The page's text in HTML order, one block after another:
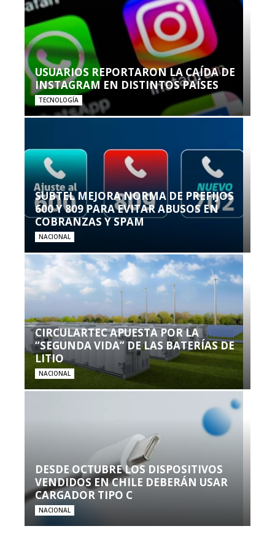
USUARIOS REPORTARON LA CAÍDA DE
INSTAGRAM EN DISTINTOS PAÍSES
TECNOLOGÍA
SUBTEL MEJORA NORMA DE PREFIJOS
600 Y 809 PARA EVITAR ABUSOS EN
COBRANZAS Y SPAM
NACIONAL
CIRCULARTEC APUESTA POR LA
“SEGUNDA VIDA” DE LAS BATERÍAS DE
LITIO
NACIONAL
DESDE OCTUBRE LOS DISPOSITIVOS
VENDIDOS EN CHILE DEBERÁN USAR
CARGADOR TIPO C
NACIONAL